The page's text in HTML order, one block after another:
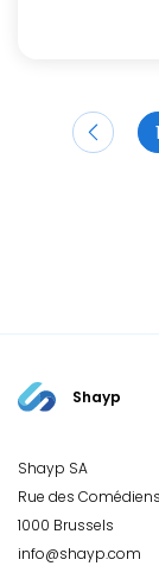
1
Shayp
Shayp SA
Rue des
1000 Brussels
info@shayp.com